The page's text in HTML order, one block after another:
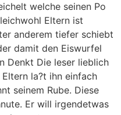
welche seinen Po
Eltern ist
anderem tiefer schiebt
damit den Eiswurfel
Denkt Die leser lieblich
la?t ihn einfach
seinem Rube. Diese
Er will irgendetwas